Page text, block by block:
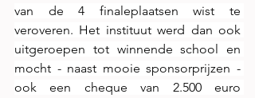
van de 4 finaleplaatsen wist te
veroveren. Het instituut werd dan ook
uitgeroepen tot winnende school en
mocht - naast mooie sponsorprijzen -
ook een cheque van 2.500 euro